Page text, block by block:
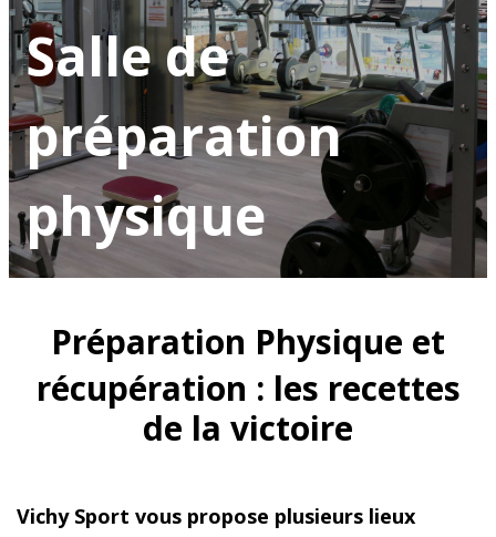
Salle de
préparation
physique
Préparation Physique et
récupération : les recettes
de la victoire
Vichy Sport vous propose plusieurs lieux